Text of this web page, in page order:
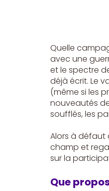
Quelle
avec une
et le spectre
déjà écrit. Le
(même si les
nouveautés
soufflés, les
Alors à défaut
champ et
sur la
Que